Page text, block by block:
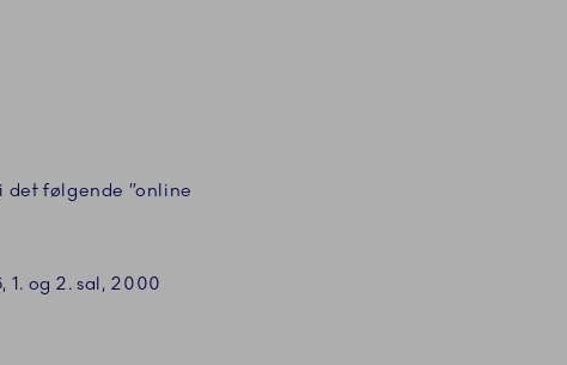
det følgende ”online
1. og 2. sal, 2000